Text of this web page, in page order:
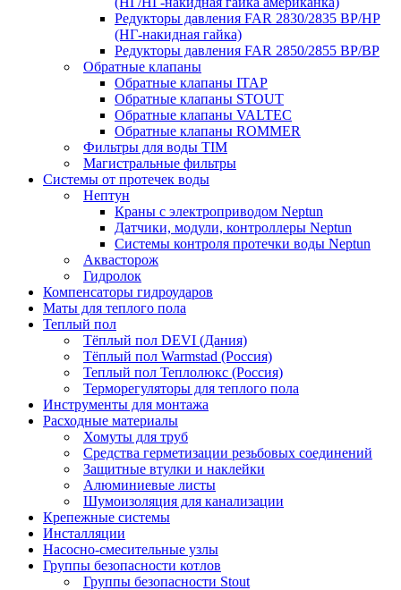
Редукторы давления FAR 2830/2835 ВР/НР
(НГ-накидная гайка)
Редукторы давления FAR 2850/2855 ВР/ВР
Обратные клапаны
Обратные клапаны ITAP
Обратные клапаны STOUT
Обратные клапаны VALTEC
Обратные клапаны ROMMER
Фильтры для воды TIM
Магистральные фильтры
Системы от протечек воды
Нептун
Краны с электроприводом Neptun
Датчики, модули, контроллеры Neptun
Системы контроля протечки воды Neptun
Аквасторож
Гидролок
Компенсаторы гидроударов
Маты для теплого пола
Теплый пол
Тёплый пол DEVI (Дания)
Тёплый пол Warmstad (Россия)
Теплый пол Теплолюкс (Россия)
Терморегуляторы для теплого пола
Инструменты для монтажа
Расходные материалы
Хомуты для труб
Средства герметизации резьбовых соединений
Защитные втулки и наклейки
Алюминиевые листы
Шумоизоляция для канализации
Крепежные системы
Инсталляции
Насосно-смесительные узлы
Группы безопасности котлов
Группы безопасности Stout